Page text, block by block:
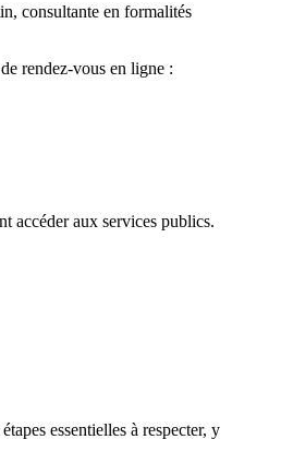
consultante en formalités
rendez-vous en ligne :
accéder aux services publics.
essentielles à respecter, y